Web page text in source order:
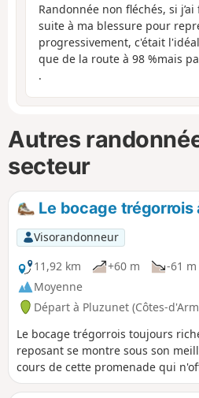
Randonnée non fléchés, si
suite à ma blessure pour
progressivement, c'était
que de la route à 98 %mais
.
Autres
secteur
Le bocage trégorrois
Visorandonneur
11,92 km
+60 m -61 m
Moyenne
Départ à Pluzunet (Côtes-
Le bocage trégorrois toujours
reposant se montre sous son
cours de cette promenade qui
difficulté.